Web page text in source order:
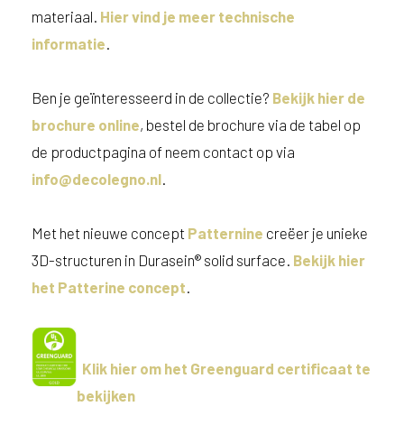
materiaal. Hier vind je meer technische
informatie.
Ben je geïnteresseerd in de collectie? Bekijk hier de
brochure online, bestel de brochure via de tabel op
de productpagina of neem contact op via
info@decolegno.nl.
Met het nieuwe concept Patternine creëer je unieke
3D-structuren in Durasein® solid surface. Bekijk hier
het Patterine concept.
Klik hier om het Greenguard certificaat te
bekijken